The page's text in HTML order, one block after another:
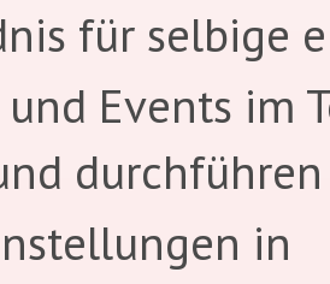
für selbige
Events im
durchführen
in